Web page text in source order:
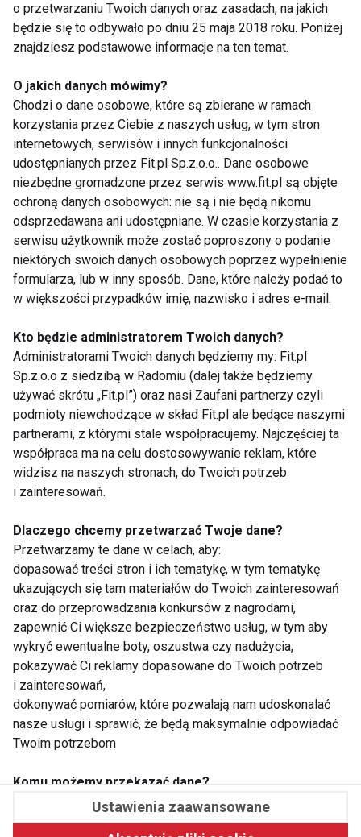
Przed sezonem narciarskim
Nie przegap nowości ze
świata FIT!
Zapisz się do naszego newslettera
Wyrażam zgodę na otrzymywanie informacji
handlowej drogą elektroniczną na podany adres e-mail
przez FIT.PL. Więcej informacji znajdziesz w Polityce
ZAPISZ SIĘ
WSPÓŁPRACA
REDAKCJA
PRYWATNOŚĆ
Powiadomienia
Fit.pl © 2026 Wszystkie prawa zastrzeżone.
Pawelec.info
o przetwarzaniu Twoich danych oraz zasadach, na jakich
będzie się to odbywało po dniu 25 maja 2018 roku. Poniżej
znajdziesz podstawowe informacje na ten temat.
O jakich danych mówimy?
Chodzi o dane osobowe, które są zbierane w ramach
korzystania przez Ciebie z naszych usług, w tym stron
internetowych, serwisów i innych funkcjonalności
udostępnianych przez Fit.pl Sp.z.o.o.. Dane osobowe
niezbędne gromadzone przez serwis www.fit.pl są objęte
ochroną danych osobowych: nie są i nie będą nikomu
odsprzedawana ani udostępniane. W czasie korzystania z
serwisu użytkownik może zostać poproszony o podanie
niektórych swoich danych osobowych poprzez wypełnienie
formularza, lub w inny sposób. Dane, które należy podać to
w większości przypadków imię, nazwisko i adres e-mail.
Kto będzie administratorem Twoich danych?
Administratorami Twoich danych będziemy my: Fit.pl
Sp.z.o.o z siedzibą w Radomiu (dalej także będziemy
używać skrótu „Fit.pl”) oraz nasi Zaufani partnerzy czyli
podmioty niewchodzące w skład Fit.pl ale będące naszymi
partnerami, z którymi stale współpracujemy. Najczęściej ta
współpraca ma na celu dostosowywanie reklam, które
widzisz na naszych stronach, do Twoich potrzeb
i zainteresowań.
Dlaczego chcemy przetwarzać Twoje dane?
Przetwarzamy te dane w celach, aby:
dopasować treści stron i ich tematykę, w tym tematykę
ukazujących się tam materiałów do Twoich zainteresowań
oraz do przeprowadzania konkursów z nagrodami,
zapewnić Ci większe bezpieczeństwo usług, w tym aby
wykryć ewentualne boty, oszustwa czy nadużycia,
pokazywać Ci reklamy dopasowane do Twoich potrzeb
i zainteresowań,
dokonywać pomiarów, które pozwalają nam udoskonalać
nasze usługi i sprawić, że będą maksymalnie odpowiadać
Twoim potrzebom
Komu możemy przekazać dane?
Zgodnie z obowiązującym prawem Twoje dane możemy
przekazywać podmiotom przetwarzającym je na nasze
Ustawienia zaawansowane